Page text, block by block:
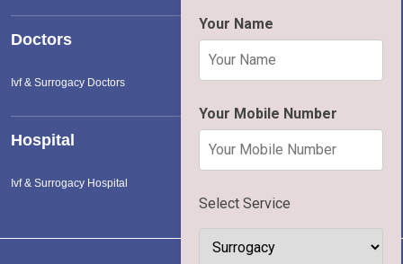
Your Name
Your Mobile Number
Select Service
Doctors
Ivf & Surrogacy Doctors
Hospital
Ivf & Surrogacy Hospital